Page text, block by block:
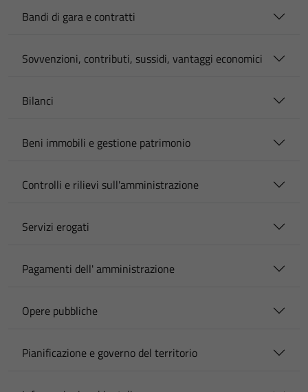
Bandi di gara e contratti
Sovvenzioni, contributi, sussidi, vantaggi economici
Bilanci
Beni immobili e gestione patrimonio
Controlli e rilievi sull'amministrazione
Servizi erogati
Pagamenti dell' amministrazione
Opere pubbliche
Pianificazione e governo del territorio